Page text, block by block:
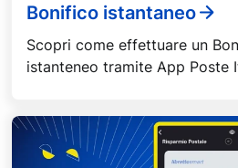
Bonifico istantaneo
Scopri come effettuare un
istanteneo tramite App Poste